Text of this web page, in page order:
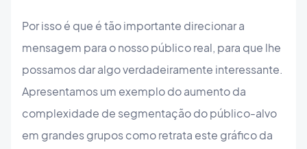
Por isso é que é tão importante direcionar a
mensagem para o nosso público real, para que lhe
possamos dar algo verdadeiramente interessante.
Apresentamos um exemplo do aumento da
complexidade de segmentação do público-alvo
em grandes grupos como retrata este gráfico da